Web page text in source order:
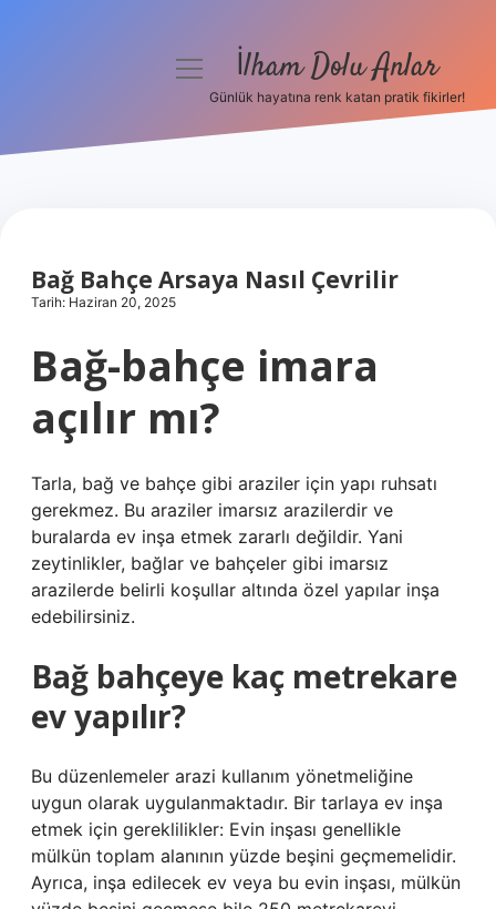
Hakkımızda
menüyü İlham Dolu Anlar
Günlük hayatına renk katan pratik fikirler!
Bağ Bahçe Arsaya Nasıl Çevrilir
Tarih: Haziran 20, 2025
Bağ-bahçe imara
açılır mı?
Tarla, bağ ve bahçe gibi araziler için yapı ruhsatı
gerekmez. Bu araziler imarsız arazilerdir ve
buralarda ev inşa etmek zararlı değildir. Yani
zeytinlikler, bağlar ve bahçeler gibi imarsız
arazilerde belirli koşullar altında özel yapılar inşa
edebilirsiniz.
Bağ bahçeye kaç metrekare
ev yapılır?
Bu düzenlemeler arazi kullanım yönetmeliğine
uygun olarak uygulanmaktadır. Bir tarlaya ev inşa
etmek için gereklilikler: Evin inşası genellikle
mülkün toplam alanının yüzde beşini geçmemelidir.
Ayrıca, inşa edilecek ev veya bu evin inşası, mülkün